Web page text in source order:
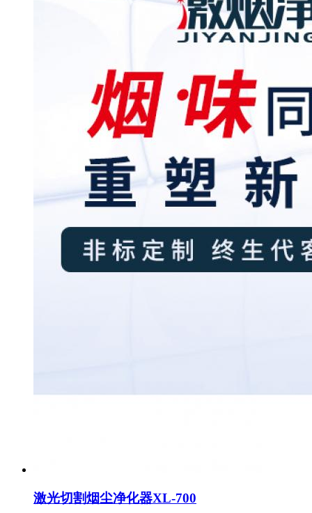
激光切割烟尘净化器XL-700